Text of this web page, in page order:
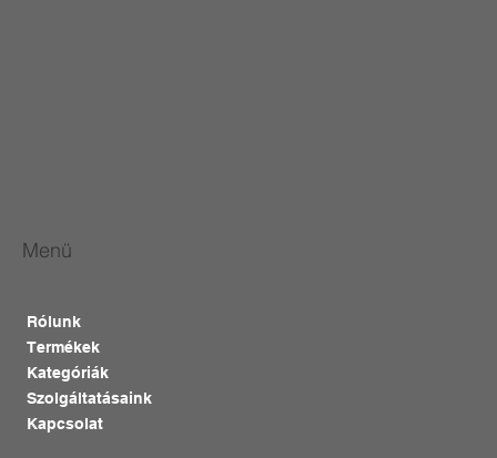
Menü
Rólunk
Termékek
Kategóriák
Szolgáltatásaink
Kapcsolat